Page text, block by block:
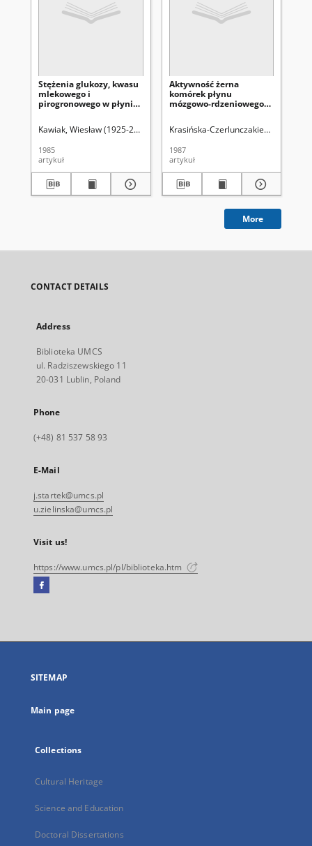
Stężenia glukozy, kwasu
mlekowego i
pirogronowego w płynie
mózgu po dożylnym
(dalsze badania)
Kawiak, Wiesław (1925-2002) Stelmasiak, Zbigniew (1941- )
1985
artykuł
Aktywność żerna
komórek płynu
mózgowo-rdzeniowego
podpajęczynówkowym w
klinicznego chorych
Krasińska-Czerlunczakiewicz, Halina
1987
artykuł
More
CONTACT DETAILS
Address
Biblioteka UMCS
ul. Radziszewskiego 11
20-031 Lublin, Poland
Phone
(+48) 81 537 58 93
E-Mail
j.startek@umcs.pl
u.zielinska@umcs.pl
Visit us!
https://www.umcs.pl/pl/biblioteka.htm
Facebook
open
new
SITEMAP
Main page
Collections
Cultural Heritage
Science and Education
Doctoral Dissertations